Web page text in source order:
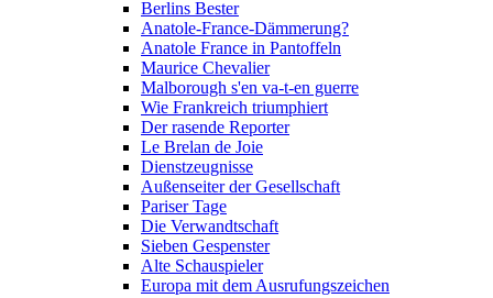
Berlins Bester
Anatole-France-Dämmerung?
Anatole France in Pantoffeln
Maurice Chevalier
Malborough s'en va-t-en guerre
Wie Frankreich triumphiert
Der rasende Reporter
Le Brelan de Joie
Dienstzeugnisse
Außenseiter der Gesellschaft
Pariser Tage
Die Verwandtschaft
Sieben Gespenster
Alte Schauspieler
Europa mit dem Ausrufungszeichen